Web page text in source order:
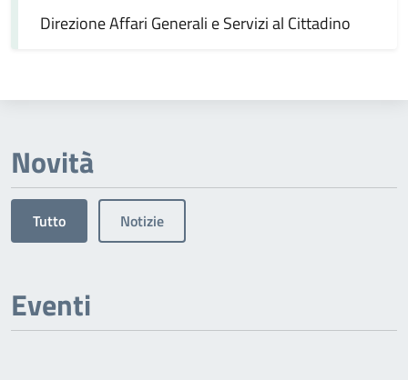
Direzione Affari Generali e Servizi al Cittadino
Novità
Tutto Notizie
Eventi